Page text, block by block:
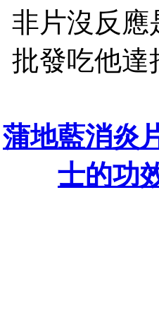
非片沒反應
批發吃他達
蒲地藍消炎
士的功